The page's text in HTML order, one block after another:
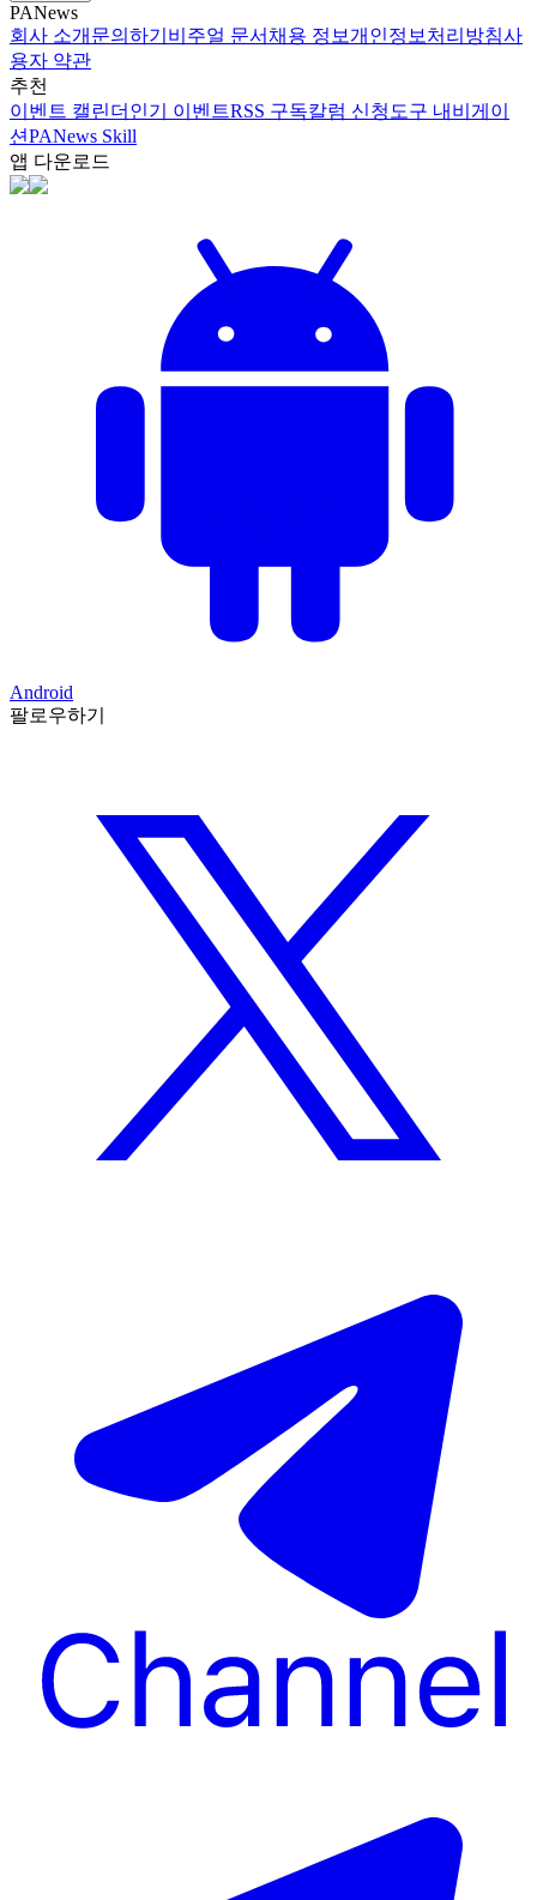
PANews
회사 소개 문의하기 비주얼 문서 채용 정보개인정보처리방침사
용자 약관
추천
이벤트 캘린더 인기 이벤트RSS 구독칼럼 신청 도구 내비게이
션PANews Skill
앱 다운로드
Android
팔로우하기